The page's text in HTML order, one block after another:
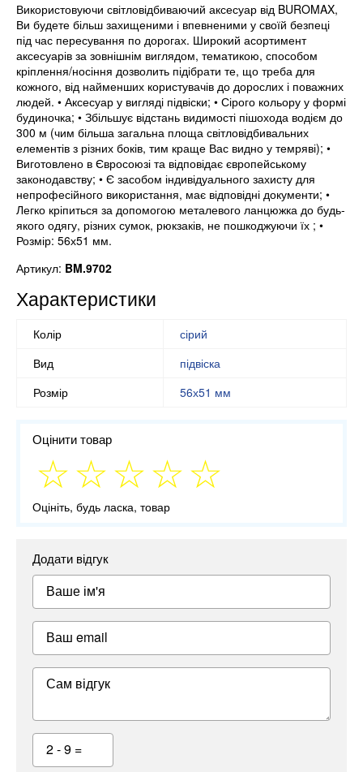
Використовуючи світловідбиваючий аксесуар від BUROMAX,
Ви будете більш захищеними і впевненими у своїй безпеці
під час пересування по дорогах. Широкий асортимент
аксесуарів за зовнішнім виглядом, тематикою, способом
кріплення/носіння дозволить підібрати те, що треба для
кожного, від найменших користувачів до дорослих і поважних
людей. • Аксесуар у вигляді підвіски; • Сірого кольору у формі
будиночка; • Збільшує відстань видимості пішохода водієм до
300 м (чим більша загальна площа світловідбивальних
елементів з різних боків, тим краще Вас видно у темряві); •
Виготовлено в Євросоюзі та відповідає європейському
законодавству; • Є засобом індивідуального захисту для
непрофесійного використання, має відповідні документи; •
Легко кріпиться за допомогою металевого ланцюжка до будь-
якого одягу, різних сумок, рюкзаків, не пошкоджуючи їх ; •
Розмір: 56х51 мм.
Артикул: BM.9702
Характеристики
Колір
сірий
Вид
підвіска
Розмір
56х51 мм
Оцінити товар
Оцініть, будь ласка, товар
Додати відгук
Ваше ім'я
Ваш email
Сам відгук
2 - 9 =